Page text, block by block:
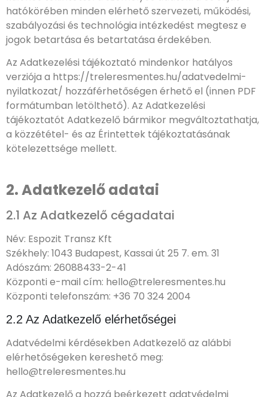
hatókörében minden elérhető szervezeti, működési,
szabályozási és technológia intézkedést megtesz e
jogok betartása és betartatása érdekében.
Az Adatkezelési tájékoztató mindenkor hatályos
verziója a https://treleresmentes.hu/adatvedelmi-
nyilatkozat/ hozzáférhetőségen érhető el (innen PDF
formátumban letölthető). Az Adatkezelési
tájékoztatót Adatkezelő bármikor megváltoztathatja,
a közzététel- és az Érintettek tájékoztatásának
kötelezettsége mellett.
2. Adatkezelő adatai
2.1 Az Adatkezelő cégadatai
Név: Espozit Transz Kft
Székhely: 1043 Budapest, Kassai út 25 7. em. 31
Adószám: 26088433-2-41
Központi e-mail cím: hello@treleresmentes.hu
Központi telefonszám: +36 70 324 2004
2.2 Az Adatkezelő elérhetőségei
Adatvédelmi kérdésekben Adatkezelő az alábbi
elérhetőségeken kereshető meg:
hello@treleresmentes.hu